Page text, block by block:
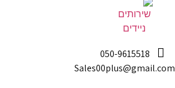
050-9615518
Sales00plus@gmail.com